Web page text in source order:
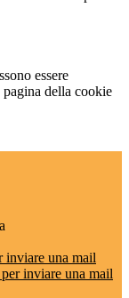
essere
della cookie
inviare una mail
inviare una mail